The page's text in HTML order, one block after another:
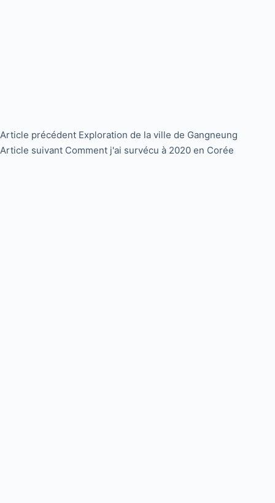
Article précédent Exploration de la ville de Gangneung
Article suivant Comment j'ai survécu à 2020 en Corée